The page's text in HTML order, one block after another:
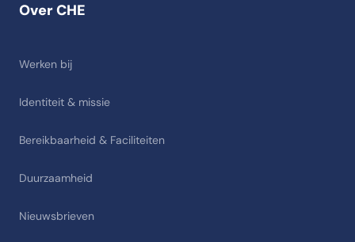
Over CHE
Werken bij
Identiteit & missie
Bereikbaarheid & Faciliteiten
Duurzaamheid
Nieuwsbrieven